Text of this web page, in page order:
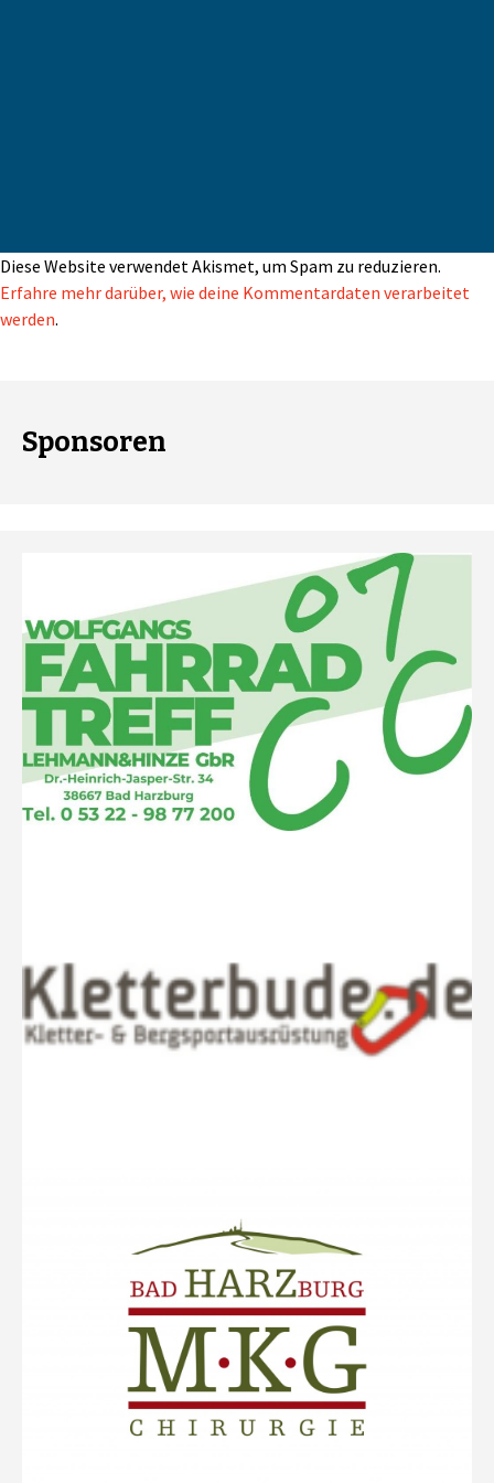
Diese Website verwendet Akismet, um Spam zu reduzieren.
Erfahre mehr darüber, wie deine Kommentardaten verarbeitet
werden.
Sponsoren